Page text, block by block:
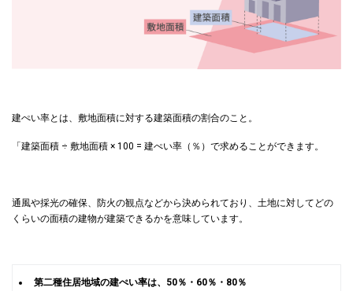
建ぺい率とは、敷地面積に対する建築面積の割合のこと。
「建築面積 ÷ 敷地面積 × 100 = 建ぺい率（％）で求めることができます。
通風や採光の確保、防火の観点などから決められており、土地に対してどの
くらいの面積の建物が建築できるかを意味しています。
第二種住居地域の建ぺい率は、50％・60％・80％